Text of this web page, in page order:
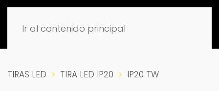
Ir al contenido principal
TIRAS LED TIRA LED IP20 IP20 TW